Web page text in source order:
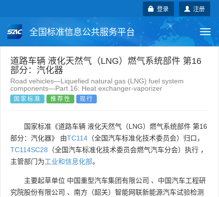
注册
登录
全国标准信息公共服务平台
国家标准 行业标准 地方标准
团体标准 企业标准 国际标准
道路车辆 液化天然气（LNG）燃气系统部件 第16
部分：汽化器
Road vehicles—Liquefied natural gas (LNG) fuel system
components—Part 16: Heat exchanger-vaporizer
国家标准 推荐性 现行
国家标准《道路车辆 液化天然气（LNG）燃气系统部件 第16
部分：汽化器》 由TC114 （全国汽车标准化技术委员会）归口，
TC114SC28 （全国汽车标准化技术委员会燃气汽车分会）执行 ，
主管部门为工业和信息化部。
主要起草单位 中国重型汽车集团有限公司 、 中国汽车工程研
究院股份有限公司 、 南方（韶关）智能网联新能源汽车试验检测